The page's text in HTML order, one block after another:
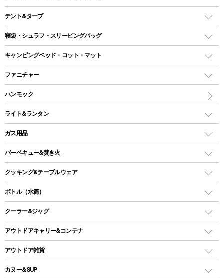
テント&タープ
テント
ツールームテント
ワンポールテント
シェルターテント
ロッジ型・オリジナルテント
タープ
スクエアタープ（レクタタープ）
メッシュタープ
自立式タープ
パラソル
テントアクセサリー
ペグ
寝袋・シュラフ・スリーピングバッグ
レクタングラー型（封筒型）シュラフ
インナーシュラフ
キャンピングベッド・コット・マット
キャンピングベッド・コット
インフレータブルマット
ファニチャー
アウトドアテーブル
レジャーシート
ハンモック
ライト&ランタン
LEDランタン
ガスランタン
オイルランタン
LEDライト
ヘッドライト
キャンドル
ガス用品
ガスバーナー
ガス缶
ガストーチ、ライター
バーベキュー&焚き火
バーベキューコンロ、グリル
焚き火台タイプ（ロースタイル）グリル
卓上タイプグリル
パーティータイプグリル
鉄板、アミ
クッキング&テーブルウェア
ダッチオーブン
ホットサンドメーカー
クッカーセット
シェラカップ
ボトル（水筒）
ステンレスボトル
コップ付きタイプ
ワンタッチタイプ
プラスチックボトル
クーラー&ジャグ
クーラーボックス
クーラーバッグ
ウォータージャグ
アウトドアキャリー&コンテナ
アウトドアキャリー
アウトドア雑貨
バックパック&バッグ
カヌー&SUP